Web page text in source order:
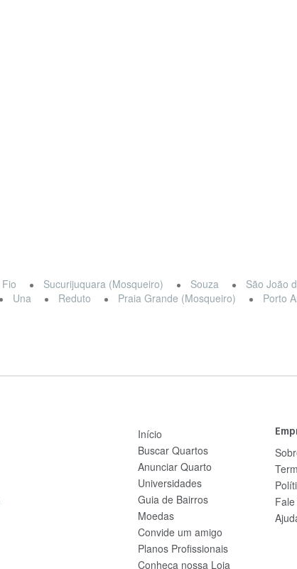
Sucurijuquara (Mosqueiro) Souza
São João
Una Reduto Praia Grande (Mosqueiro) Porto
Início
Buscar Quartos
Anunciar Quarto
Universidades
Guia de Bairros
Moedas
Convide um amigo
Planos Profissionais
Conheça nossa Loja